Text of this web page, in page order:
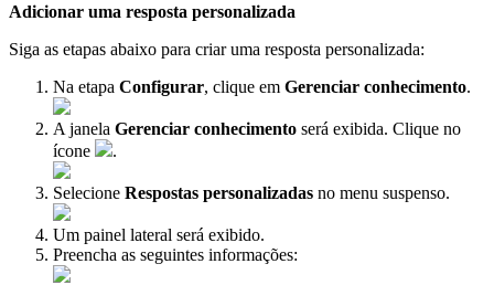
Adicionar uma resposta personalizada
Siga as etapas abaixo para criar uma resposta personalizada:
Na etapa Configurar, clique em Gerenciar conhecimento.
A janela Gerenciar conhecimento será exibida. Clique no
ícone
.
Selecione Respostas personalizadas no menu suspenso.
Um painel lateral será exibido.
Preencha as seguintes informações: